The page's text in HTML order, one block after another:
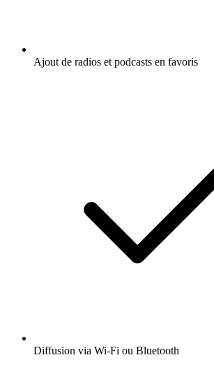
Ajout de radios et podcasts en favoris
Diffusion via Wi-Fi ou Bluetooth